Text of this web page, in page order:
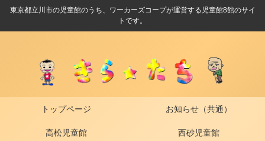
東京都立川市の児童館のうち、ワーカーズコープが運営する児童館8館のサイ
トです。
トップページ お知らせ（共通）
高松児童館 西砂児童館